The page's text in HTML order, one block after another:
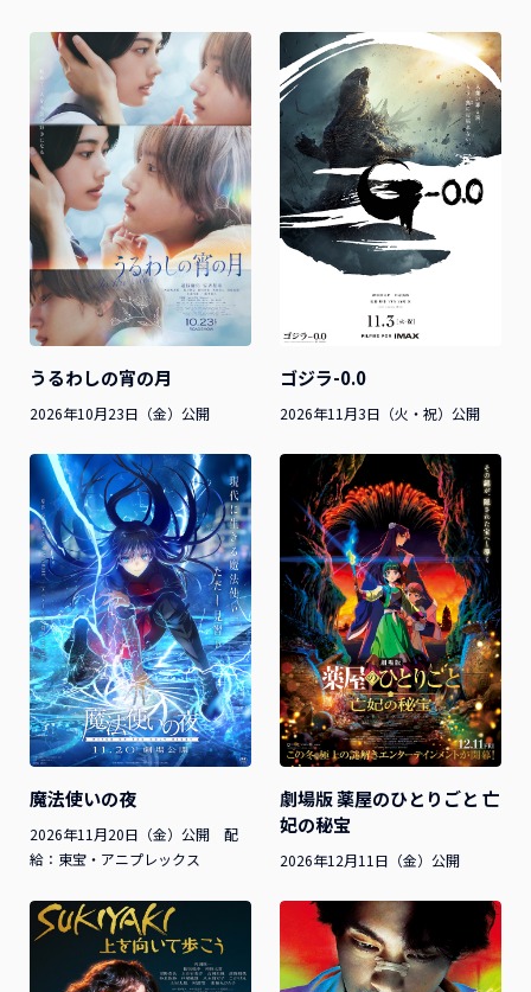
うるわしの宵の月
2026年10月23日（金）公開
ゴジラ-0.0
2026年11月3日（火・祝）公開
魔法使いの夜
2026年11月20日（金）公開 配
給：東宝・アニプレックス
劇場版 薬屋のひとりごと 亡
妃の秘宝
2026年12月11日（金）公開